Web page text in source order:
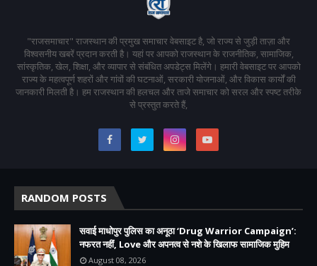
"राजसमाचार" राजस्थान की प्रमुख समाचार वेबसाइट है, जो राज्य से जुड़ी ताज़ा और
विश्वसनीय खबरें प्रदान करती है। यहां पर आपको राजस्थान के राजनीतिक, सामाजिक,
सांस्कृतिक, खेल, शिक्षा, और व्यापार से संबंधित अपडेट्स मिलेंगे। हमारी वेबसाइट पर आपको
राज्य के महत्वपूर्ण शहरों और गांवों की घटनाओं, सरकारी योजनाओं, और विकास कार्यों की
जानकारी मिलती है। हम राजस्थान की हलचल और ताजे समाचार को सरल और स्पष्ट तरीके
से प्रस्तुत करते हैं,
RANDOM POSTS
सवाई माधोपुर पुलिस का अनूठा ‘Drug Warrior Campaign’:
नफरत नहीं, Love और अपनत्व से नशे के खिलाफ सामाजिक मुहिम
August 08, 2026